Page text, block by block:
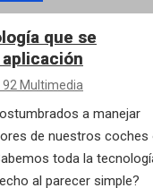
que se
92 Multimedia
a manejar
de nuestros coches
toda la
al parecer simple?